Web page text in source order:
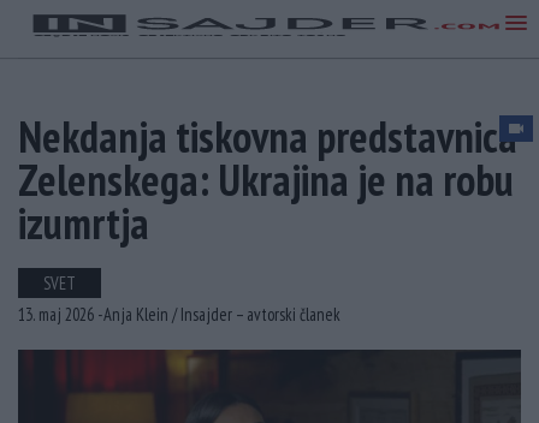
Nekdanja tiskovna predstavnica
Zelenskega: Ukrajina je na robu
izumrtja
SVET
13. maj 2026 -Anja Klein /Insajder – avtorski članek